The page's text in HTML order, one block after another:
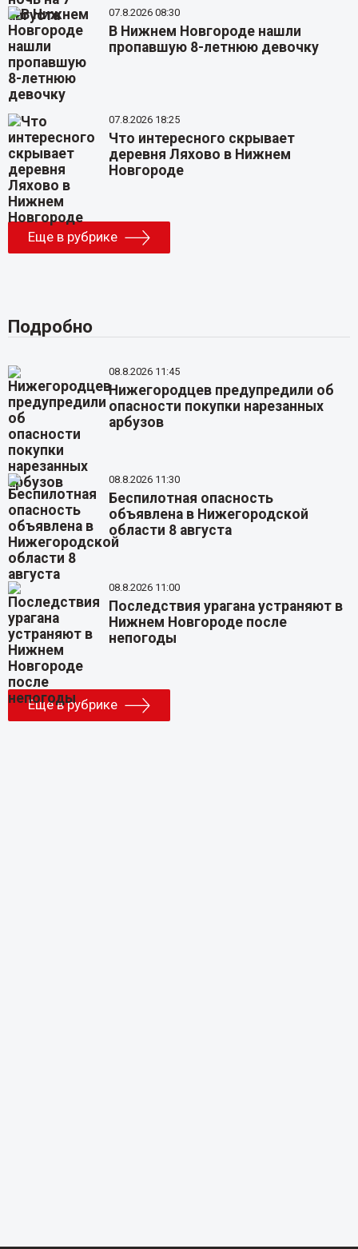
07.8.2026 08:30
В Нижнем Новгороде нашли
пропавшую 8-летнюю девочку
07.8.2026 18:25
Что интересного скрывает
деревня Ляхово в Нижнем
Новгороде
Еще в рубрике
Подробно
08.8.2026 11:45
Нижегородцев предупредили об
опасности покупки нарезанных
арбузов
08.8.2026 11:30
Беспилотная опасность
объявлена в Нижегородской
области 8 августа
08.8.2026 11:00
Последствия урагана устраняют в
Нижнем Новгороде после
непогоды
Еще в рубрике